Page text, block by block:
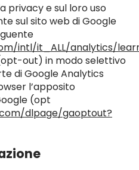
privacy e sul loro uso
sul sito web di Google
intl/it_ALL/analytics/
out) in modo selettivo
di Google Analytics
l’apposito
(opt
dlpage/gaoptout?